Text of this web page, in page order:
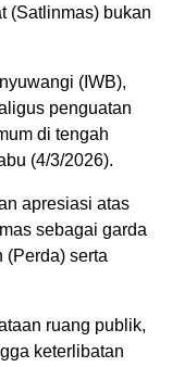
(Satlinmas) bukan
(IWB),
penguatan
di tengah
(4/3/2026).
apresiasi atas
sebagai garda
(Perda) serta
ruang publik,
keterlibatan